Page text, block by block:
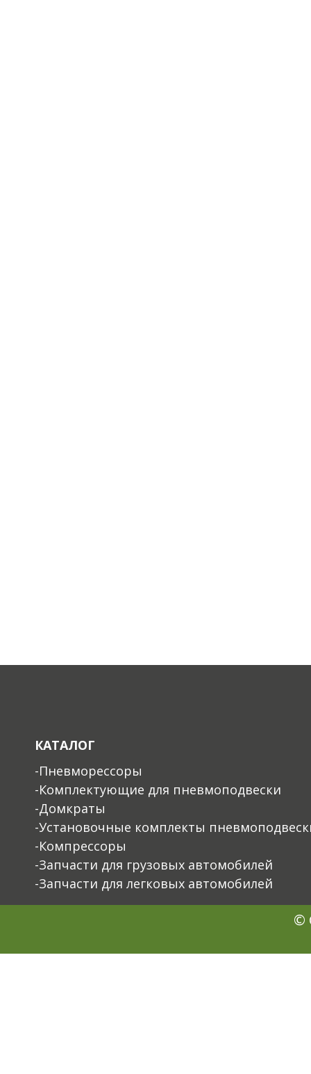
КАТАЛОГ
-Пневморессоры
-Комплектующие для пневмоподвески
-Домкраты
-Установочные комплекты
-Компрессоры
-Запчасти для грузовых автомобилей
-Запчасти для легковых автомобилей
©